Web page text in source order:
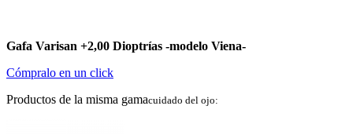
Gafa Varisan +2,00 Dioptrías -modelo Viena-
Cómpralo en un click
Productos de la misma gamacuidado del ojo: